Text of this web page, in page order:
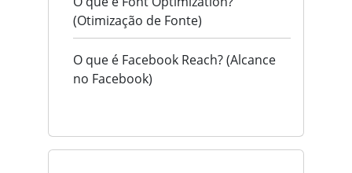
(Otimização de Fonte)
O que é Facebook Reach? (Alcance
no Facebook)